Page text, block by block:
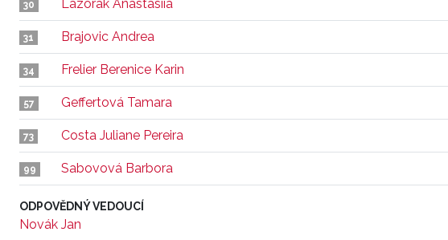
30 Lazorak Anastasiia
31 Brajovic Andrea
34 Frelier Berenice Karin
57 Geffertová Tamara
73 Costa Juliane Pereira
99 Sabovová Barbora
ODPOVĚDNÝ VEDOUCÍ
Novák Jan